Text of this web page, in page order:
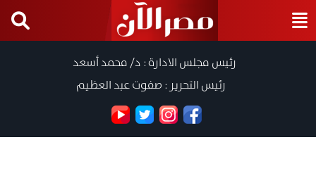
رئيس مجلس الادارة : د/ محمد أسعد
رئيس التحرير : صفوت عبد العظيم